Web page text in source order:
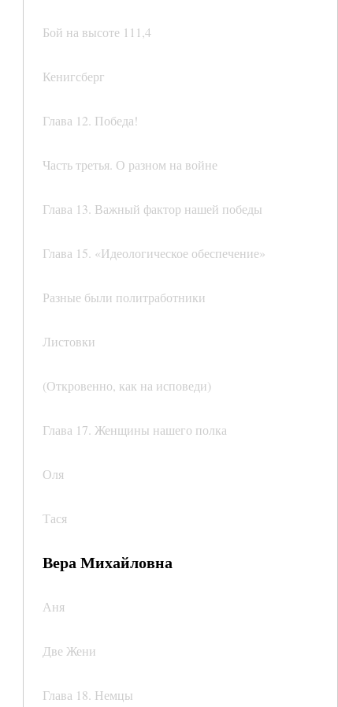
Бой на высоте 111,4
Кенигсберг
Глава 12. Победа!
Часть третья. О разном на войне
Глава 13. Важный фактор нашей победы
Глава 15. «Идеологическое обеспечение»
Разные были политработники
Листовки
(Откровенно, как на исповеди)
Глава 17. Женщины нашего полка
Оля
Тася
Вера Михайловна
Аня
Две Жени
Глава 18. Немцы